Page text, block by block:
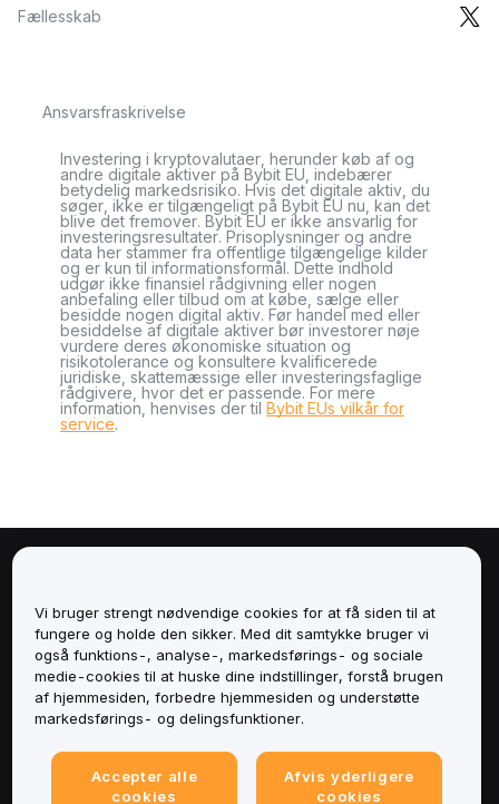
Fællesskab
Ansvarsfraskrivelse
Investering i kryptovalutaer, herunder køb af og
andre digitale aktiver på Bybit EU, indebærer
betydelig markedsrisiko. Hvis det digitale aktiv, du
søger, ikke er tilgængeligt på Bybit EU nu, kan det
blive det fremover. Bybit EU er ikke ansvarlig for
investeringsresultater. Prisoplysninger og andre
data her stammer fra offentlige tilgængelige kilder
og er kun til informationsformål. Dette indhold
udgør ikke finansiel rådgivning eller nogen
anbefaling eller tilbud om at købe, sælge eller
besidde nogen digital aktiv. Før handel med eller
besiddelse af digitale aktiver bør investorer nøje
vurdere deres økonomiske situation og
risikotolerance og konsultere kvalificerede
juridiske, skattemæssige eller investeringsfaglige
rådgivere, hvor det er passende. For mere
information, henvises der til Bybit EUs vilkår for
service.
Tjenester
Support
Juridisk
Vi bruger strengt nødvendige cookies for at få siden til at
fungere og holde den sikker. Med dit samtykke bruger vi
også funktions-, analyse-, markedsførings- og sociale
medie-cookies til at huske dine indstillinger, forstå brugen
af hjemmesiden, forbedre hjemmesiden og understøtte
markedsførings- og delingsfunktioner.
Accepter alle
cookies
Afvis yderligere
cookies